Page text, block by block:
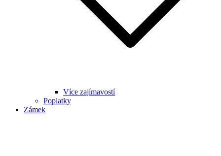
Více zajímavostí
Poplatky
Zámek